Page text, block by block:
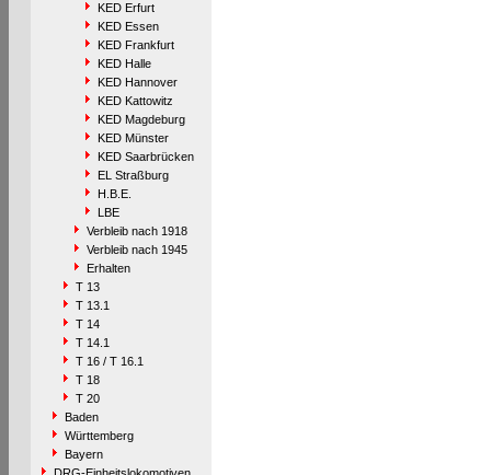
KED Erfurt
KED Essen
KED Frankfurt
KED Halle
KED Hannover
KED Kattowitz
KED Magdeburg
KED Münster
KED Saarbrücken
EL Straßburg
H.B.E.
LBE
Verbleib nach 1918
Verbleib nach 1945
Erhalten
T 13
T 13.1
T 14
T 14.1
T 16 / T 16.1
T 18
T 20
Baden
Württemberg
Bayern